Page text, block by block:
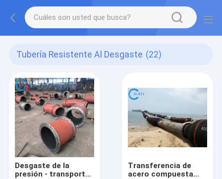
Tubería Resistente Al Desgaste (22)
Desgaste de la
presión - transporte
Transferencia de
acero compuesta